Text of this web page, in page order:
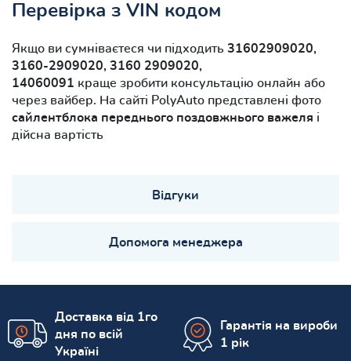
Перевірка з VIN кодом
Якщо ви сумніваєтеся чи підходить 31602909020,
3160-2909020, 3160 2909020,
14060091 краще зробити консультацію онлайн або
через вайбер. На сайті PolyAuto представлені фото
сайлентблока переднього поздовжнього важеля і
дійсна вартість
Відгуки
Допомога менеджера
Доставка від 1го
дня по всій
Україні
Гарантія на вироби
1 рік